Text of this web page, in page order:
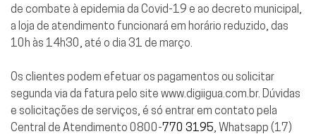
de combate à epidemia da Covid-19 e ao decreto municipal,
a loja de atendimento funcionará em horário reduzido, das
10h às 14h30, até o dia 31 de março.
Os clientes podem efetuar os pagamentos ou solicitar
segunda via da fatura pelo site www.digiigua.com.br. Dúvidas
e solicitações de serviços, é só entrar em contato pela
Central de Atendimento 0800-770 3195 , Whatsapp (17)